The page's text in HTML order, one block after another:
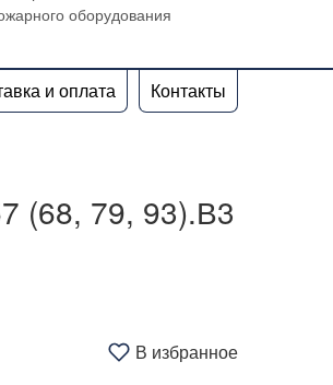
оборудования
и оплата Контакты
(68, 79, 93).В3
В избранное